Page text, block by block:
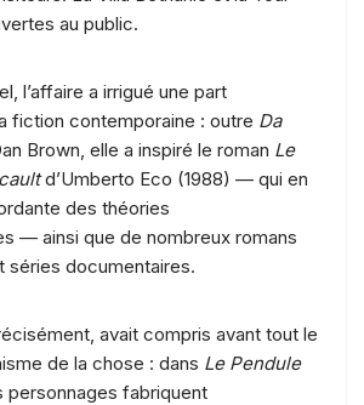
au public.
l’affaire a irrigué une part
fiction contemporaine : outre Da
Brown, elle a inspiré le roman Le
d’Umberto Eco (1988) — qui en
des théories
— ainsi que de nombreux romans
séries documentaires.
avait compris avant tout le
de la chose : dans Le Pendule
personnages fabriquent